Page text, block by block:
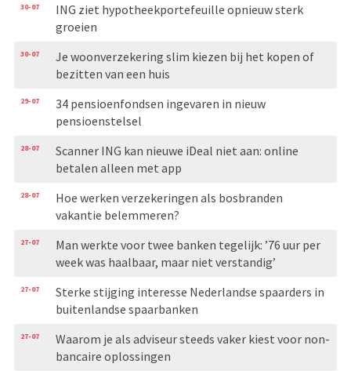
30-07
ING ziet hypotheekportefeuille opnieuw sterk
groeien
30-07
Je woonverzekering slim kiezen bij het kopen of
bezitten van een huis
29-07
34 pensioenfondsen ingevaren in nieuw
pensioenstelsel
28-07
Scanner ING kan nieuwe iDeal niet aan: online
betalen alleen met app
28-07
Hoe werken verzekeringen als bosbranden
vakantie belemmeren?
27-07
Man werkte voor twee banken tegelijk: ’76 uur per
week was haalbaar, maar niet verstandig’
27-07
Sterke stijging interesse Nederlandse spaarders in
buitenlandse spaarbanken
27-07
Waarom je als adviseur steeds vaker kiest voor non-
bancaire oplossingen